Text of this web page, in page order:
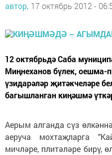
автор, 17 октябрь 2012 -
12 октябрьдә Саба
Миңнеханов бүлек, оешма-
үзидарәләр җитәкчеләре
багышланган киңәшмә
Аерым алганда сүз
аеруча мохтаҗларга
мичләре, плитәләре бирү,